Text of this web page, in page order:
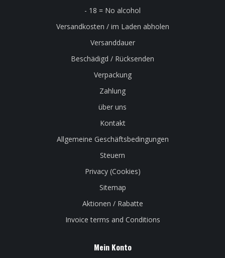
- 18 = No alcohol
Versandkosten / im Laden abholen
Versanddauer
Beschädigd / Rücksenden
Verpackung
Zahlung
über uns
Kontakt
Allgemeine Geschäftsbedingungen
Steuern
Privacy (Cookies)
Sitemap
Aktionen / Rabatte
Invoice terms and Conditions
Mein Konto